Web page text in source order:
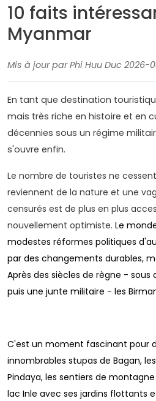
10 faits
Myanmar
Mis à jour par Phi Huu Duc 2026-
En tant que destination
mais très riche en histoire et en
décennies sous un régime
s'ouvre enfin.
Le nombre de touristes ne
reviennent de la nature et une
censurés est de plus en plus
nouvellement optimiste. Le
modestes réformes politiques
par des changements durables,
Après des siècles de règne - sous
puis une junte militaire - les
C'est un moment fascinant pour
innombrables stupas de Bagan,
Pindaya, les sentiers de
lac Inle avec ses jardins flottants